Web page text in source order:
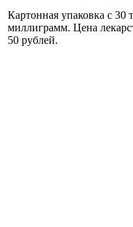
Картонная упаковка с 30
миллиграмм. Цена
50 рублей.